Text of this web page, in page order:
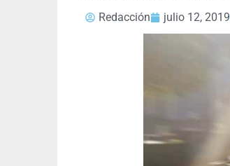
Redacción
julio 12, 2019